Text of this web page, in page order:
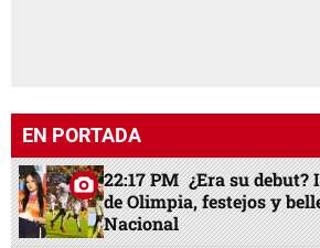
EN PORTADA
22:17 PM ¿Era su debut?
de Olimpia, festejos y
Nacional